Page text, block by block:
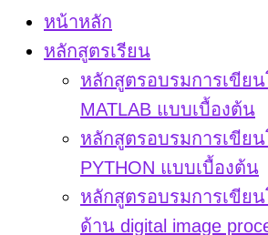
หน้าหลัก
หลักสูตรเรียน
หลักสูตรอบรมการเขีย
MATLAB แบบเบื้องต้น
หลักสูตรอบรมการเขีย
PYTHON แบบเบื้องต้น
หลักสูตรอบรมการเขีย
ด้าน digital image